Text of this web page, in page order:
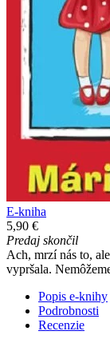
E-kniha
5,90 €
Predaj skončil
Ach, mrzí nás to,
vypršala.
Popis e-knihy
Podrobnosti
Recenzie